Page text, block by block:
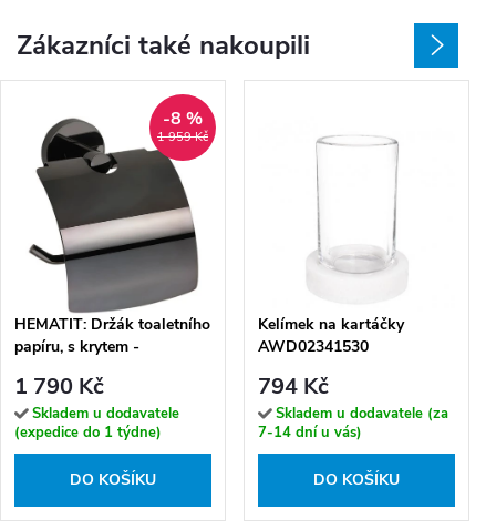
Zákazníci také nakoupili
1 959 Kč
-8 %
HEMATIT: Držák toaletního
papíru, s krytem -
1 790 Kč
Skladem u dodavatele
(expedice do 1 týdne)
DO KOŠÍKU
Kelímek na kartáčky
AWD02341530
794 Kč
Skladem u dodavatele (za
7-14 dní u vás)
DO KOŠÍKU